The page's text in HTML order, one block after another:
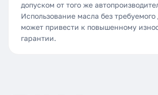
допуском от того же
Использование масла без требуемого
может привести к повышенному
гарантии.